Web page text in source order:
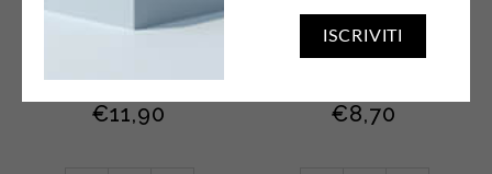
ISCRIVITI
DI COTONE
€11,90
SALE
€8,70